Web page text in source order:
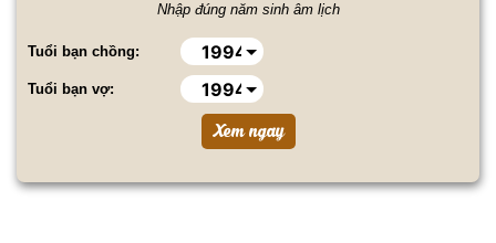
Nhập đúng năm sinh âm lịch
Tuổi bạn chồng:
Tuổi bạn vợ: